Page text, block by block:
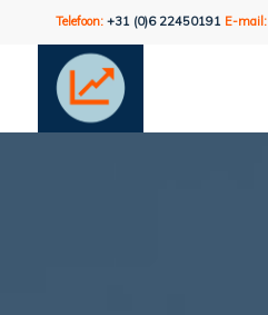
Telefoon: +31 (0)6 22450191E-mail: